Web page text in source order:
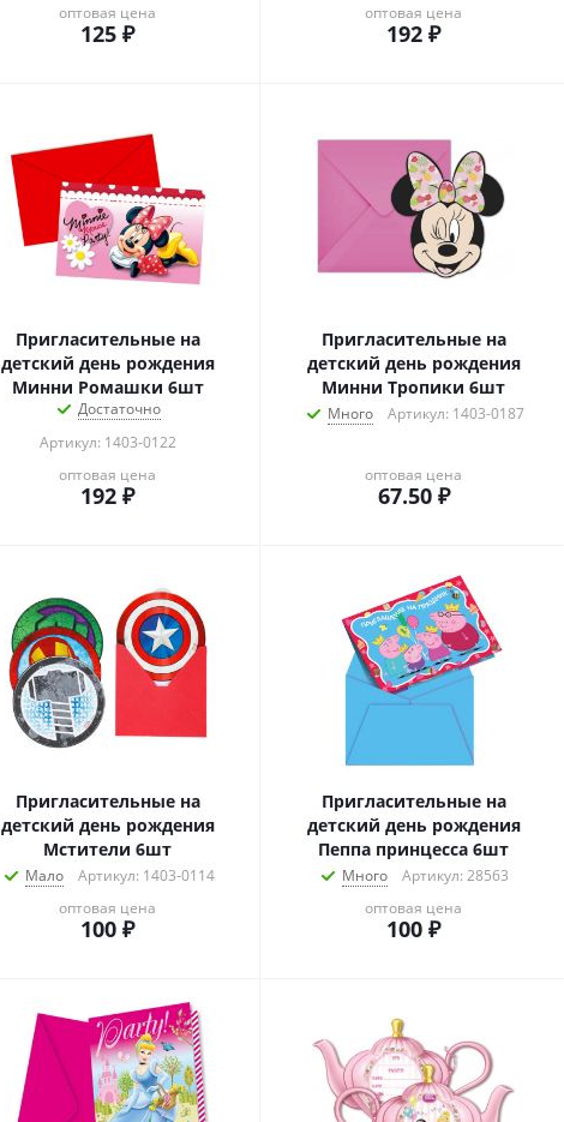
оптовая цена
125 ₽
оптовая цена
192 ₽
Пригласительные на
детский день рождения
Минни Ромашки 6шт
Достаточно
Артикул: 1403-0122
оптовая цена
192 ₽
Пригласительные на
детский день рождения
Минни Тропики 6шт
Много Артикул: 1403-0187
оптовая цена
67.50₽
Пригласительные на
детский день рождения
Мстители 6шт
Мало
Артикул: 1403-0114
оптовая цена
100 ₽
Пригласительные на
детский день рождения
Пеппа принцесса 6шт
Много
Артикул: 28563
оптовая цена
100 ₽